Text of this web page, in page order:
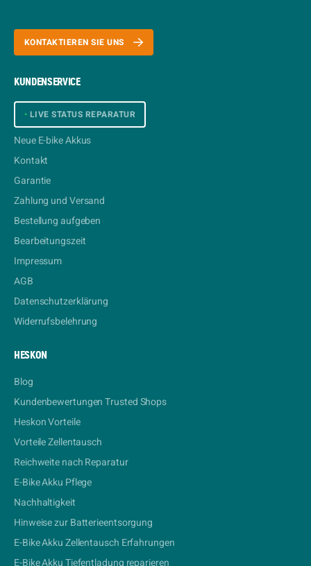
KONTAKTIEREN SIE UNS
KUNDENSERVICE
• LIVE STATUS REPARATUR
Neue E-bike Akkus
Kontakt
Garantie
Zahlung und Versand
Bestellung aufgeben
Bearbeitungszeit
Impressum
AGB
Datenschutzerklärung
Widerrufsbelehrung
HESKON
Blog
Kundenbewertungen Trusted Shops
Heskon Vorteile
Vorteile Zellentausch
Reichweite nach Reparatur
E-Bike Akku Pflege
Nachhaltigkeit
Hinweise zur Batterieentsorgung
E-Bike Akku Zellentausch Erfahrungen
E-Bike Akku Tiefentladung reparieren